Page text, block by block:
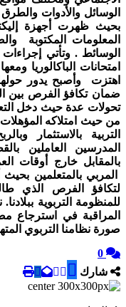
الوسائل والأدوات
بحيث ظهرت أجهزة
المعلومات المكتوبة
الوسائط . وتأتي
امتحانات الباكالوريا
اهتزت وأصبح يدور
ضمان تكافؤ الفرص بين
تحولات عدة حيث دخل
من حيث امتلاكه
التربية بالاستثمار
المدرسين العاملين
بالمقابل خارج أوقات
المربي بالمتعلمين
لتكافؤ الفرص الذي
للمنظومة التربوية
المراقبة في استرجاع
صورة نظامنا التربوي
0
شارك